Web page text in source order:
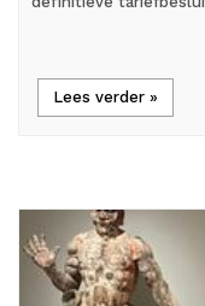
Lees verder »